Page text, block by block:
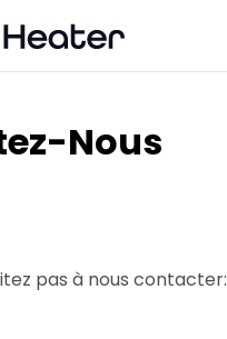
Nous
pas à nous contacter: